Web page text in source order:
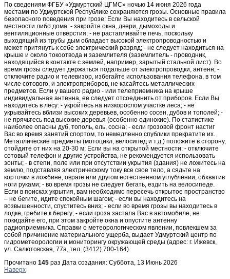
По сведениям ФГБУ «Удмуртский ЦГМС» ночью 14 июня 2026 года
местами по Удмуртской Республике сохраняются грозы. Основные правила
безопасного поведения при грозе: Если Вы находитесь в сельской
местности либо дома: - закройте окна, двери, дымоходы и
вентиляционные отверстия; - не растапливайте печь, поскольку
выходящий из трубы дым обладает высокой электропроводностью и
может притянуть к себе электрический разряд; - не следует находиться на
крыше и около токоотвода и заземлителя (заземлитель - проводник,
находящийся в контакте с землей, например, зарытый стальной лист). Во
время грозы следует держаться подальше от электропроводки, антенн; -
отключите радио и телевизор, избегайте использования телефона, в том
числе сотового, и электроприборов, не касайтесь металлических
предметов. Если у вашего радио - или телеприемника на крыше
индивидуальная антенна, ее следует отсоединить от приборов. Если Вы
находитесь в лесу: - укройтесь на низкорослом участке леса; - не
укрывайтесь вблизи высоких деревьев, особенно сосен, дубов и тополей; -
не прячьтесь под высокие деревья (особенно одинокие). По статистике
наиболее опасны дуб, тополь, ель, сосна; - если грозовой фронт настиг
Вас во время занятий спортом, то немедленно спублики прекратите их.
Металлические предметы (мотоцикл, велосипед и т.д.) положите в сторону,
отойдите от них на 20-30 м; Если вы на открытой местности: - отключите
сотовый телефон и другие устройства, не рекомендуется использовать
зонты; - в степи, поле или при отсутствии укрытия (здания) не ложитесь на
землю, подставляя электрическому току все свое тело, а сядьте на
корточки в ложбине, овраге или другом естественном углублении, обхватив
ноги руками; - во время грозы не следует бегать, ездить на велосипеде.
Если в поисках укрытия, вам необходимо пересечь открытое пространство
– не бегите, идите спокойным шагом; - если вы находитесь на
возвышенности, спуститесь вниз; - если во время грозы вы находитесь в
лодке, гребите к берегу; - если гроза застала Вас в автомобиле, не
покидайте его, при этом закройте окна и опустите антенну
радиоприемника. Справки о метеорологическом явлении, повлекшем за
собой причинение материального ущерба, выдает Удмуртский центр по
гидрометеорологии и мониторингу окружающей среды (адрес: г. Ижевск,
ул. Салютовская, 77а, тел. (3412) 700-164).
Прочитано 145 раз Дата создания: Суббота, 13 Июнь 2026
Наверх